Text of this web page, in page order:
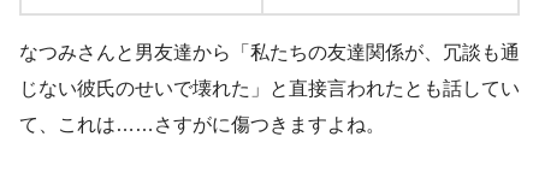
なつみさんと男友達から「私たちの友達関係が、冗談も通
じない彼氏のせいで壊れた」と直接言われたとも話してい
て、これは……さすがに傷つきますよね。